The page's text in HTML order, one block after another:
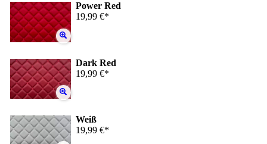
Power Red
19,99 €*
Dark Red
19,99 €*
Weiß
19,99 €*